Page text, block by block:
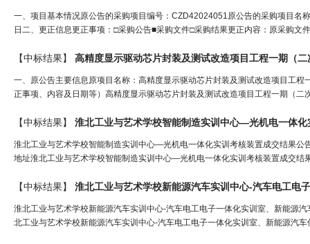
一、项目基本情况原公告的采购项目编号：CZD42024051原公告的采购项目
日二、更正信息更正事项：□采购公告■采购文件□采购结果更正内容：原采购文
【中标结果】 高精度显示驱动芯片封装及测试改造项目工程一期（二
一、原公告主要信息原项目名称：高精度显示驱动芯片封装及测试改造项目工
正事项、内容及日期等）高精度显示驱动芯片封装及测试改造项目工程一期（
【中标结果】 淮北工业与艺术学校智能制造实训中心—光机电一体
淮北工业与艺术学校智能制造实训中心—光机电一体化实训考核装置成交结果
地址淮北工业与艺术学校智能制造实训中心―光机电一体化实训考核装置成交
【中标结果】
淮北工业与艺术学校新能源汽车实训中心-汽车电工电子一体化实训室、新能源
北工业与艺术学校新能源汽车实训中心-汽车电工电子一体化实训室、新能源汽